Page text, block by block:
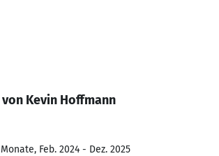
Kevin Hoffmann
Feb. 2024 - Dez. 2025